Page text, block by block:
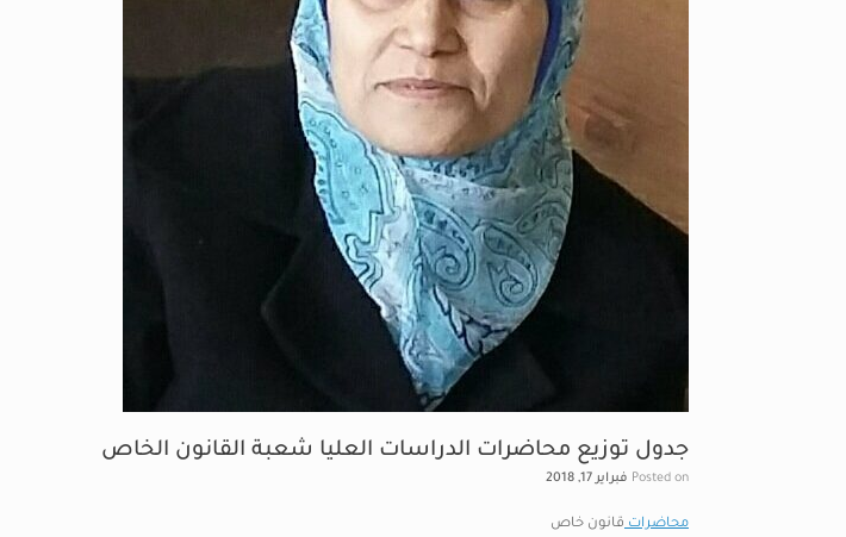
جدول توزيع محاضرات الدراسات العليا شعبة القانون الخاص
Posted on فبراير 17, 2018
محاضراتقانون خاص